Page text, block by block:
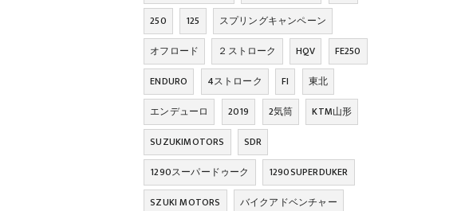
250
125
スプリングキャンペーン
オフロード
２ストローク HQV
FE250
ENDURO
4ストローク FI
東北
エンデューロ
2019 2気筒
KTM山形
SUZUKIMOTORS
SDR
1290スーパードゥーク
1290SUPERDUKER
SZUKI MOTORS
バイクアドベンチャー